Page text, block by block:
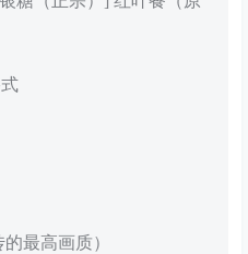
最高画质）